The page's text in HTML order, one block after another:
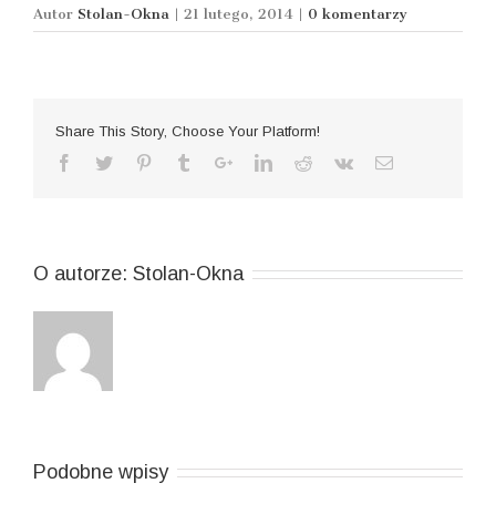
Autor Stolan-Okna | 21 lutego, 2014 | 0 komentarzy
Share This Story, Choose Your Platform!
O autorze: Stolan-Okna
Podobne wpisy